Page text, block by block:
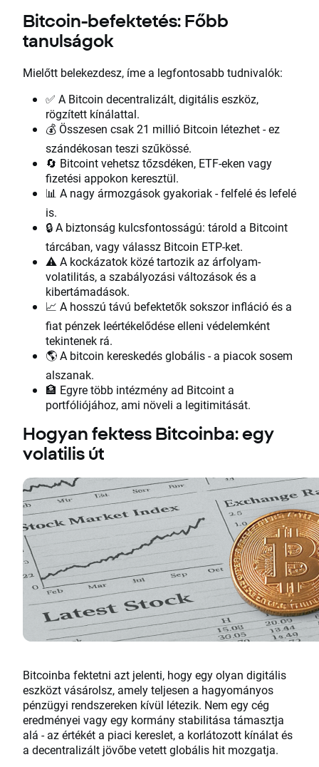
Bitcoin-befektetés: Főbb
tanulságok
Mielőtt belekezdesz, íme a legfontosabb tudnivalók:
✅ A Bitcoin decentralizált, digitális eszköz,
rögzített kínálattal.
💰 Összesen csak 21 millió Bitcoin létezhet - ez
szándékosan teszi szűkössé.
🔄 Bitcoint vehetsz tőzsdéken, ETF-eken vagy
fizetési appokon keresztül.
📊 A nagy ármozgások gyakoriak - felfelé és lefelé
is.
🔒 A biztonság kulcsfontosságú: tárold a Bitcoint
tárcában, vagy válassz Bitcoin ETP-ket.
⚠️ A kockázatok közé tartozik az árfolyam-
volatilitás, a szabályozási változások és a
kibertámadások.
📈 A hosszú távú befektetők sokszor infláció és a
fiat pénzek leértékelődése elleni védelemként
tekintenek rá.
🌎 A bitcoin kereskedés globális - a piacok sosem
alszanak.
🏦 Egyre több intézmény ad Bitcoint a
portfóliójához, ami növeli a legitimitását.
Hogyan fektess Bitcoinba: egy
volatilis út
Bitcoinba fektetni azt jelenti, hogy egy olyan digitális
eszközt vásárolsz, amely teljesen a hagyományos
pénzügyi rendszereken kívül létezik. Nem egy cég
eredményei vagy egy kormány stabilitása támasztja
alá - az értékét a piaci kereslet, a korlátozott kínálat és
a decentralizált jövőbe vetett globális hit mozgatja.